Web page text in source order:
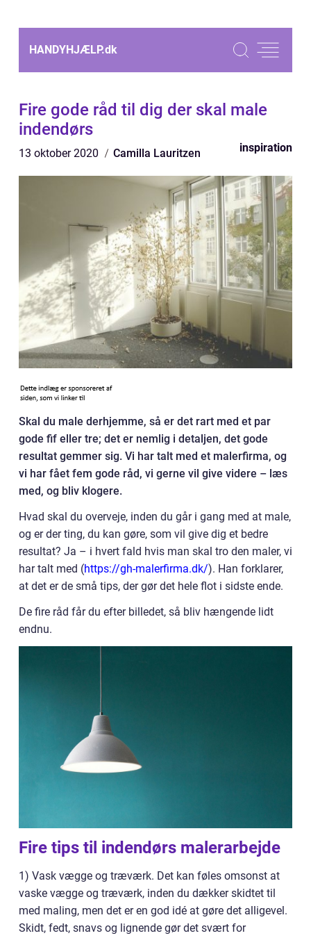
HANDYHJÆLP.dk
Fire gode råd til dig der skal male
indendørs
13 oktober 2020 Camilla Lauritzen inspiration
Skal du male derhjemme, så er det rart med et par
gode fif eller tre; det er nemlig i detaljen, det gode
resultat gemmer sig. Vi har talt med et malerfirma, og
vi har fået fem gode råd, vi gerne vil give videre – læs
med, og bliv klogere.
Hvad skal du overveje, inden du går i gang med at male,
og er der ting, du kan gøre, som vil give dig et bedre
resultat? Ja – i hvert fald hvis man skal tro den maler, vi
har talt med (https://gh-malerfirma.dk/). Han forklarer,
at det er de små tips, der gør det hele flot i sidste ende.
De fire råd får du efter billedet, så bliv hængende lidt
endnu.
Fire tips til indendørs malerarbejde
1) Vask vægge og træværk. Det kan føles omsonst at
vaske vægge og træværk, inden du dækker skidtet til
med maling, men det er en god idé at gøre det alligevel.
Skidt, fedt, snavs og lignende gør det svært for